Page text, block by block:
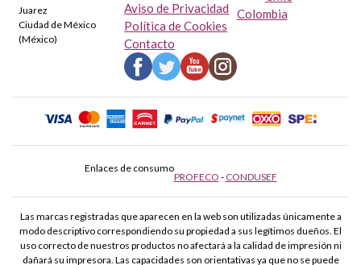
Juarez
Ciudad de México
(México)
Aviso de Privacidad
Política de Cookies
Contacto
Colombia
Enlaces de consumo
PROFECO - CONDUSEF
Las marcas registradas que aparecen en la web son utilizadas únicamente a
modo descriptivo correspondiendo su propiedad a sus legítimos dueños. El
uso correcto de nuestros productos no afectará a la calidad de impresión ni
dañará su impresora. Las capacidades son orientativas ya que no se puede